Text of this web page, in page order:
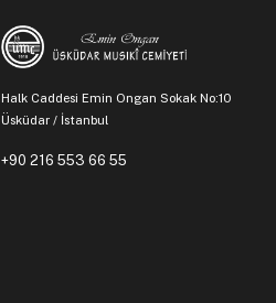
Halk Caddesi Emin Ongan Sokak No:10
Üsküdar / İstanbul
+90 216 553 66 55